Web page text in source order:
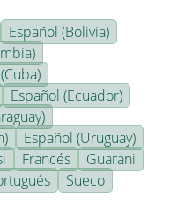
Español (Bolivia)
Español (Ecuador)
Español (Uruguay)
Francés
Guarani
Sueco